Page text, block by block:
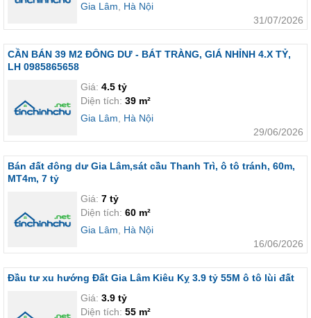
Gia Lâm
Hà Nội
31/07/2026
CẦN BÁN 39 M2 ĐÔNG DƯ - BÁT TRÀNG, GIÁ NHỈNH 4.X TỶ,
LH 0985865658
Giá: 4.5 tỷ
Diện tích: 39 m²
Gia Lâm
Hà Nội
29/06/2026
Bán đất đông dư Gia Lâm,sát cầu Thanh Trì, ô tô tránh, 60m,
MT4m, 7 tỷ
Giá: 7 tỷ
Diện tích: 60 m²
Gia Lâm
Hà Nội
16/06/2026
Đầu tư xu hướng Đất Gia Lâm Kiêu Kỵ 3.9 tỷ 55M ô tô lùi đất
Giá: 3.9 tỷ
Diện tích: 55 m²